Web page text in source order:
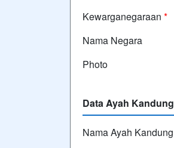
Kewarganegaraan *
Nama Negara
Photo
Data Ayah Kandung
Nama Ayah Kandung